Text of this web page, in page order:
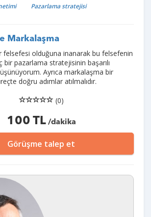
Pazarlama stratejisi
Markalaşma
felsefesi olduğuna inanarak bu felsefenin
bir pazarlama stratejisinin başarılı
Ayrıca markalaşma bir
doğru adımlar atılmalıdır.
(0)
100 TL/dakika
Görüşme talep et